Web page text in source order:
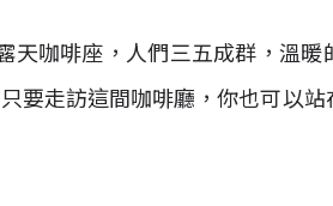
天咖啡座，人們三五成群，溫暖
要走訪這間咖啡廳，你也可以站